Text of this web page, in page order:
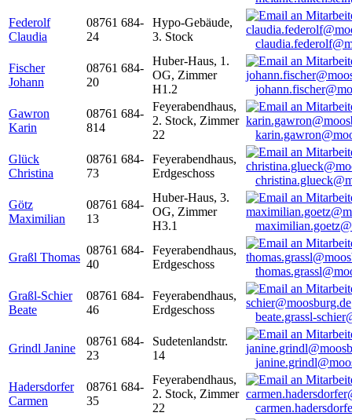
Federolf
Claudia
08761 684-
24
Hypo-Gebäude,
3. Stock
Fischer
Johann
08761 684-
20
Huber-Haus, 1.
OG, Zimmer
H1.2
Gawron
Karin
08761 684-
814
Feyerabendhaus,
2. Stock, Zimmer
22
Glück
Christina
08761 684-
73
Feyerabendhaus,
Erdgeschoss
Götz
Maximilian
08761 684-
13
Huber-Haus, 3.
OG, Zimmer
H3.1
Graßl Thomas
08761 684-
40
Feyerabendhaus,
Erdgeschoss
Graßl-Schier
Beate
08761 684-
46
Feyerabendhaus,
Erdgeschoss
beate.grassl-
Grindl Janine
08761 684-
23
Sudetenlandstr.
14
Hadersdorfer
Carmen
08761 684-
35
Feyerabendhaus,
2. Stock, Zimmer
22